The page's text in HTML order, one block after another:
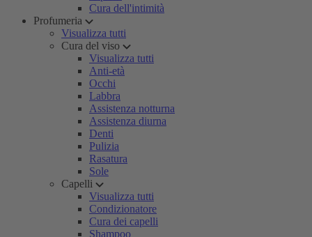
Cura dell'intimità
Profumeria
Visualizza tutti
Cura del viso
Visualizza tutti
Anti-età
Occhi
Labbra
Assistenza notturna
Assistenza diurna
Denti
Pulizia
Rasatura
Sole
Capelli
Visualizza tutti
Condizionatore
Cura dei capelli
Shampoo